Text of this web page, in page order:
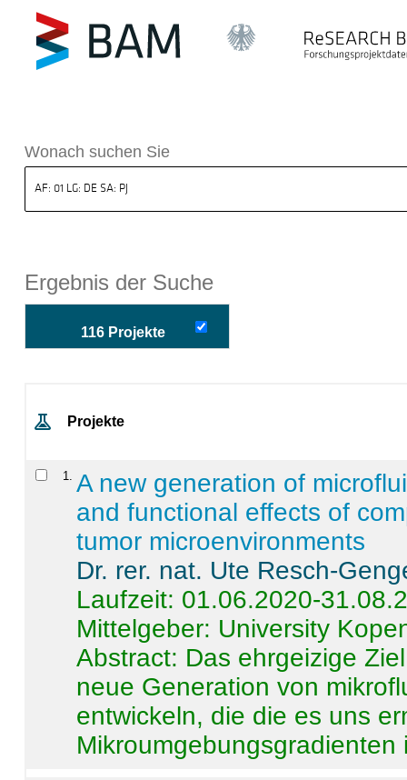
BAM
Wonach suchen Sie
Ergebnis der Suche
116 Projekte
Projekte
1
A new generation of
and functional effects of
tumor microenvironments
Dr. rer. nat. Ute Resch-
Laufzeit: 01.06.2020-
Mittelgeber: University
Abstract: Das ehrgeizige
neue Generation von
entwickeln, die die es uns
Mikroumgebungsgradienten